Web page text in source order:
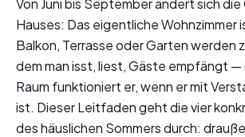
Hauses: Das eigentliche Wohnzimmer
Balkon, Terrasse oder Garten werden
dem man isst, liest, Gäste empfängt —
Raum funktioniert er, wenn er mit
ist. Dieser Leitfaden geht die vier
des häuslichen Sommers durch: